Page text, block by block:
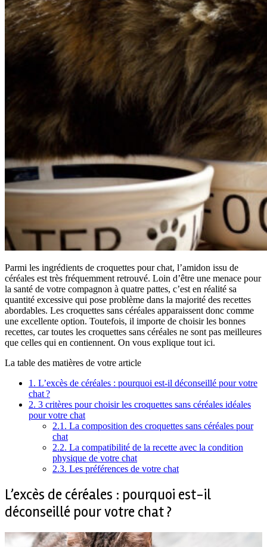
Parmi les ingrédients de croquettes pour chat, l’amidon issu de
céréales est très fréquemment retrouvé. Loin d’être une menace pour
la santé de votre compagnon à quatre pattes, c’est en réalité sa
quantité excessive qui pose problème dans la majorité des recettes
abordables. Les croquettes sans céréales apparaissent donc comme
une excellente option. Toutefois, il importe de choisir les bonnes
recettes, car toutes les croquettes sans céréales ne sont pas meilleures
que celles qui en contiennent. On vous explique tout ici.
La table des matières de votre article
1. L’excès de céréales : pourquoi est-il déconseillé pour votre
chat ?
2. 3 critères pour choisir les croquettes sans céréales idéales
pour votre chat
2.1. La composition des croquettes sans céréales pour
chat
2.2. La compatibilité de la recette avec la condition
physique de votre chat
2.3. Les préférences de votre chat
L’excès de céréales : pourquoi est-il
déconseillé pour votre chat ?